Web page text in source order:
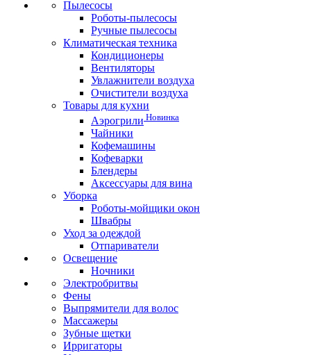
Пылесосы
Роботы-пылесосы
Ручные пылесосы
Климатическая техника
Кондиционеры
Вентиляторы
Увлажнители воздуха
Очистители воздуха
Товары для кухни
Аэрогрили Новинка
Чайники
Кофемашины
Кофеварки
Блендеры
Аксессуары для вина
Уборка
Роботы-мойщики окон
Швабры
Уход за одеждой
Отпариватели
Освещение
Ночники
Электробритвы
Фены
Выпрямители для волос
Массажеры
Зубные щетки
Ирригаторы